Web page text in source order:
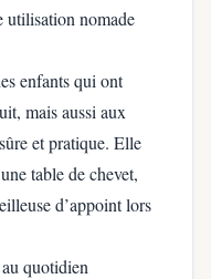
utilisation nomade
enfants qui ont
mais aussi aux
et pratique. Elle
table de chevet,
d’appoint lors
quotidien